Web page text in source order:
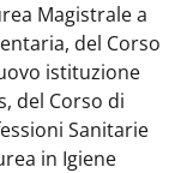
Magistrale a
del Corso
istituzione
del Corso di
Sanitarie
in Igiene